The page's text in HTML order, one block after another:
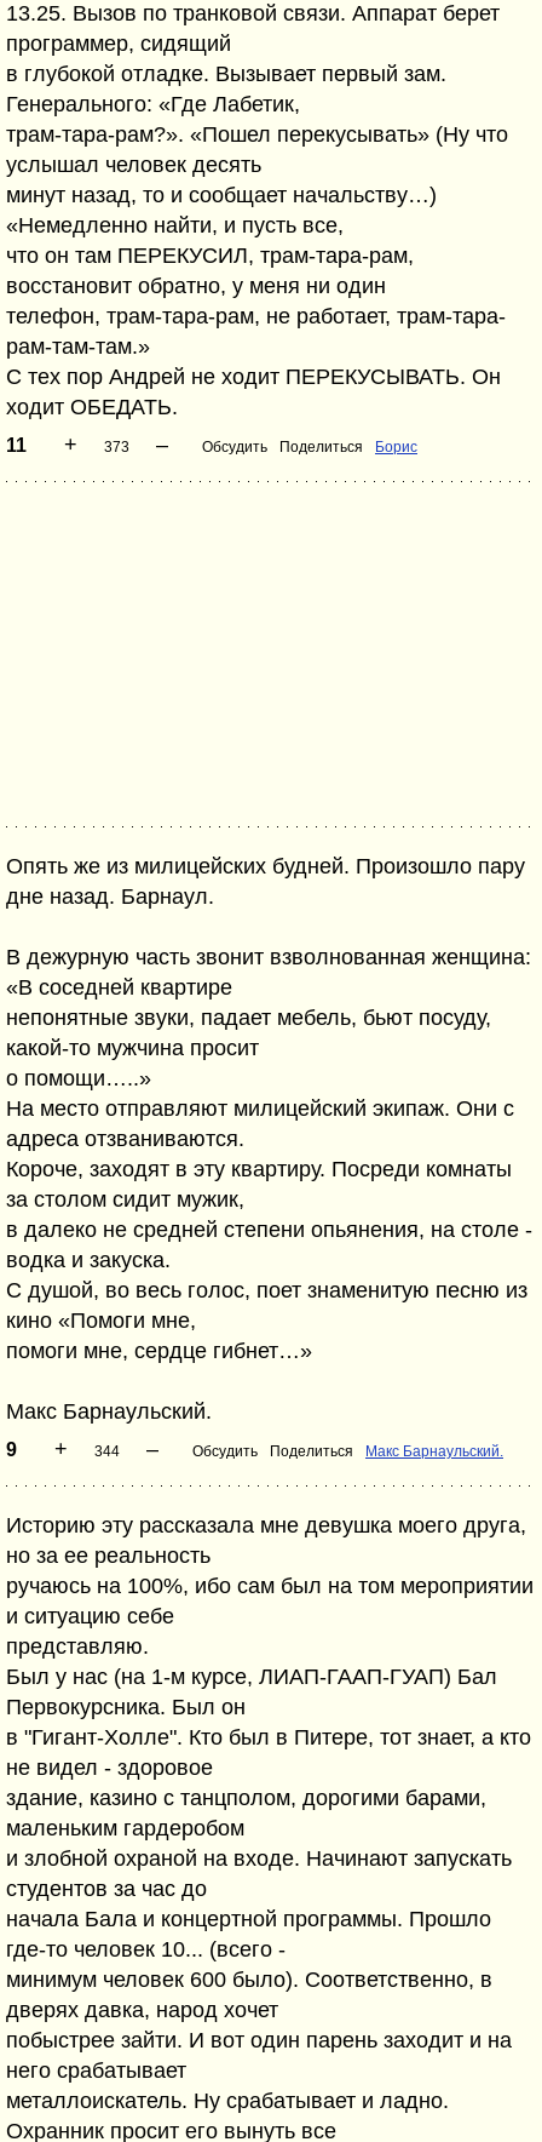
13.25. Вызов по транковой связи. Аппарат берет
программер, сидящий
в глубокой отладке. Вызывает первый зам.
Генерального: «Где Лабетик,
трам-тара-рам?». «Пошел перекусывать» (Ну что
услышал человек десять
минут назад, то и сообщает начальству…)
«Немедленно найти, и пусть все,
что он там ПЕРЕКУСИЛ, трам-тара-рам,
восстановит обратно, у меня ни один
телефон, трам-тара-рам, не работает, трам-тара-
рам-там-там.»
С тех пор Андрей не ходит ПЕРЕКУСЫВАТЬ. Он
ходит ОБЕДАТЬ.
11 + 373 – Обсудить Поделиться Борис
Опять же из милицейских будней. Произошло пару
дне назад. Барнаул.
В дежурную часть звонит взволнованная женщина:
«В соседней квартире
непонятные звуки, падает мебель, бьют посуду,
какой-то мужчина просит
о помощи…..»
На место отправляют милицейский экипаж. Они с
адреса отзваниваются.
Короче, заходят в эту квартиру. Посреди комнаты
за столом сидит мужик,
в далеко не средней степени опьянения, на столе -
водка и закуска.
С душой, во весь голос, поет знаменитую песню из
кино «Помоги мне,
помоги мне, сердце гибнет…»
Макс Барнаульский.
9 + 344 – Обсудить Поделиться Макс Барнаульский.
Историю эту рассказала мне девушка моего друга,
но за ее реальность
ручаюсь на 100%, ибо сам был на том мероприятии
и ситуацию себе
представляю.
Был у нас (на 1-м курсе, ЛИАП-ГААП-ГУАП) Бал
Первокурсника. Был он
в "Гигант-Холле". Кто был в Питере, тот знает, а кто
не видел - здоровое
здание, казино с танцполом, дорогими барами,
маленьким гардеробом
и злобной охраной на входе. Начинают запускать
студентов за час до
начала Бала и концертной программы. Прошло
где-то человек 10... (всего -
минимум человек 600 было). Соответственно, в
дверях давка, народ хочет
побыстрее зайти. И вот один парень заходит и на
него срабатывает
металлоискатель. Ну срабатывает и ладно.
Охранник просит его вынуть все